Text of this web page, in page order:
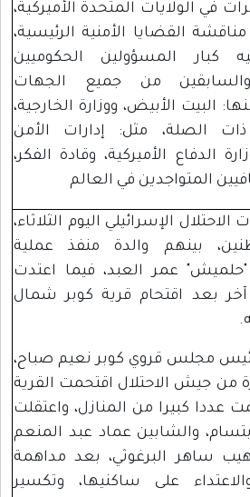
في الولايات المتحدة الأميركية،
القضايا الأمنية الرئيسية،
كبار المسؤولين الحكوميين
والسابقين من جميع الجهات
البيت الأبيض، ووزارة الخارجية،
ذات الصلة، مثل: إدارات الأمن
الدفاع الأميركية، وقادة الفكر،
المتواجدين في العالم
الإسرائيلي اليوم الثلاثاء،
بينهم والدة منفذ عملية
عمر العبد، فيما اعتدت
بعد اقتحام قرية كوبر شمال
مجلس قروي كوبر نعيم صباح،
من جيش الاحتلال اقتحمت القرية
عددا كبيرا من المنازل، واعتقلت
والشابين عماد عبد المنعم
ساهر البرغوثي، بعد مداهمة
على ساكنيها، وتكسير